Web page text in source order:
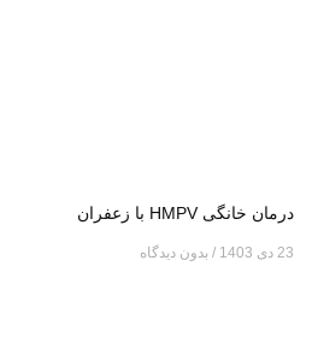
درمان خانگی HMPV با زعفران
23 دی 1403 بدون دیدگاه